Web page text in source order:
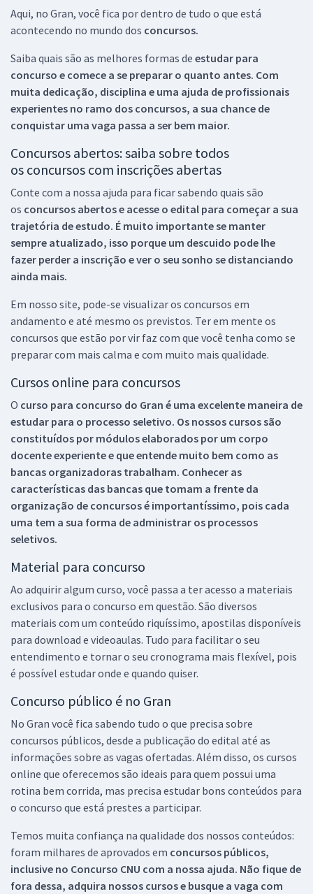
Aqui, no Gran, você fica por dentro de tudo o que está
acontecendo no mundo dos concursos.
Saiba quais são as melhores formas de estudar para
concurso e comece a se preparar o quanto antes. Com
muita dedicação, disciplina e uma ajuda de profissionais
experientes no ramo dos concursos, a sua chance de
conquistar uma vaga passa a ser bem maior.
Concursos abertos: saiba sobre todos
os concursos com inscrições abertas
Conte com a nossa ajuda para ficar sabendo quais são
os concursos abertos e acesse o edital para começar a sua
trajetória de estudo. É muito importante se manter
sempre atualizado, isso porque um descuido pode lhe
fazer perder a inscrição e ver o seu sonho se distanciando
ainda mais.
Em nosso site, pode-se visualizar os concursos em
andamento e até mesmo os previstos. Ter em mente os
concursos que estão por vir faz com que você tenha como se
preparar com mais calma e com muito mais qualidade.
Cursos online para concursos
O curso para concurso do Gran é uma excelente maneira de
estudar para o processo seletivo. Os nossos cursos são
constituídos por módulos elaborados por um corpo
docente experiente e que entende muito bem como as
bancas organizadoras trabalham. Conhecer as
características das bancas que tomam a frente da
organização de concursos é importantíssimo, pois cada
uma tem a sua forma de administrar os processos
seletivos.
Material para concurso
Ao adquirir algum curso, você passa a ter acesso a materiais
exclusivos para o concurso em questão. São diversos
materiais com um conteúdo riquíssimo, apostilas disponíveis
para download e videoaulas. Tudo para facilitar o seu
entendimento e tornar o seu cronograma mais flexível, pois
é possível estudar onde e quando quiser.
Concurso público é no Gran
No Gran você fica sabendo tudo o que precisa sobre
concursos públicos, desde a publicação do edital até as
informações sobre as vagas ofertadas. Além disso, os cursos
online que oferecemos são ideais para quem possui uma
rotina bem corrida, mas precisa estudar bons conteúdos para
o concurso que está prestes a participar.
Temos muita confiança na qualidade dos nossos conteúdos:
foram milhares de aprovados em concursos públicos,
inclusive no Concurso CNU com a nossa ajuda. Não fique de
fora dessa, adquira nossos cursos e busque a vaga com